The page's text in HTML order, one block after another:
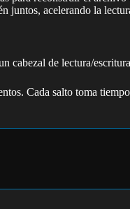
juntos, acelerando la
de lectura/
Cada salto toma